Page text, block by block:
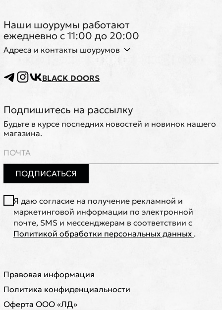
Наши шоурумы работают
ежедневно с 11:00 до 20:00
Адреса и контакты шоурумов
BLACK DOORS
Подпишитесь на рассылку
Будьте в курсе последних новостей и новинок нашего
магазина.
ПОДПИСАТЬСЯ
Я даю согласие на получение рекламной и
маркетинговой информации по электронной
почте, SMS и мессенджерам в соответствии с
Политикой обработки персональных данных .
Правовая информация
Политика конфиденциальности
Оферта ООО «ЛД»